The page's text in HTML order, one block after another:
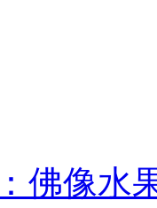
佛像水